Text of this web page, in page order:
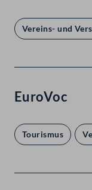
Vereins- und
EuroVoc
Tourismus